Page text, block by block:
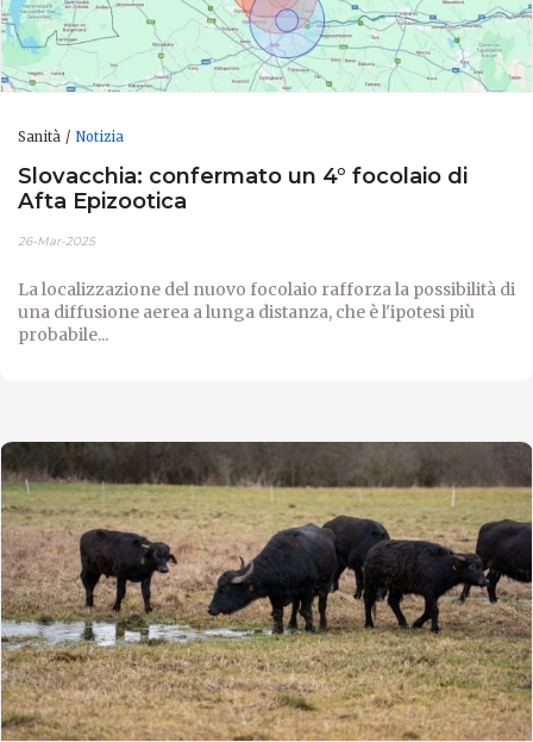
Sanità Notizia
Slovacchia: confermato un 4° focolaio di
Afta Epizootica
26-Mar-2025
La localizzazione del nuovo focolaio rafforza la possibilità di
una diffusione aerea a lunga distanza, che è l'ipotesi più
probabile...